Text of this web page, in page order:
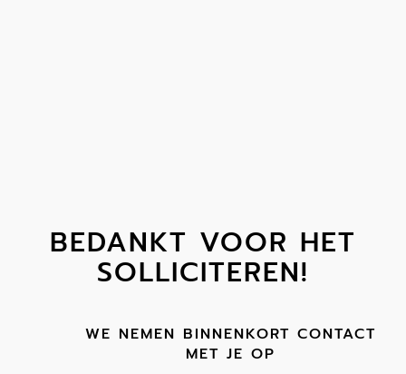
BEDANKT VOOR HET
SOLLICITEREN!
WE NEMEN BINNENKORT CONTACT
MET JE OP